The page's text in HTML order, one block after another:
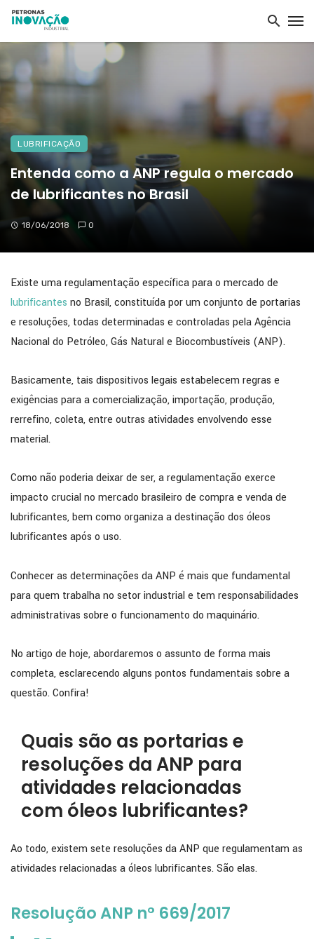
LUBRIFICAÇÃO
Entenda como a ANP regula o mercado
de lubrificantes no Brasil
18/06/2018 0
Existe uma regulamentação específica para o mercado de
lubrificantes no Brasil, constituída por um conjunto de portarias
e resoluções, todas determinadas e controladas pela Agência
Nacional do Petróleo, Gás Natural e Biocombustíveis (ANP).
Basicamente, tais dispositivos legais estabelecem regras e
exigências para a comercialização, importação, produção,
rerrefino, coleta, entre outras atividades envolvendo esse
material.
Como não poderia deixar de ser, a regulamentação exerce
impacto crucial no mercado brasileiro de compra e venda de
lubrificantes, bem como organiza a destinação dos óleos
lubrificantes após o uso.
Conhecer as determinações da ANP é mais que fundamental
para quem trabalha no setor industrial e tem responsabilidades
administrativas sobre o funcionamento do maquinário.
No artigo de hoje, abordaremos o assunto de forma mais
completa, esclarecendo alguns pontos fundamentais sobre a
questão. Confira!
Quais são as portarias e
resoluções da ANP para
atividades relacionadas
com óleos lubrificantes?
Ao todo, existem sete resoluções da ANP que regulamentam as
atividades relacionadas a óleos lubrificantes. São elas.
Resolução ANP n° 669/2017